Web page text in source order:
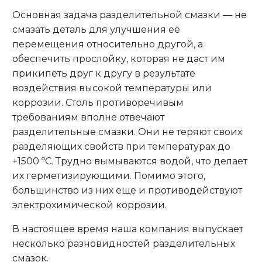
Основная задача разделительной смазки — не
смазать деталь для улучшения её
перемещения относительно другой, а
обеспечить прослойку, которая не даст им
прикипеть друг к другу в результате
воздействия высокой температуры или
коррозии. Столь противоречивым
требованиям вполне отвечают
разделительные смазки. Они не теряют своих
разделяющих свойств при температурах до
+1500 ºС. Трудно вымываются водой, что делает
их герметизирующими. Помимо этого,
большинство из них еще и противодействуют
электрохимической коррозии.
В настоящее время наша компания выпускает
несколько разновидностей разделительных
смазок.